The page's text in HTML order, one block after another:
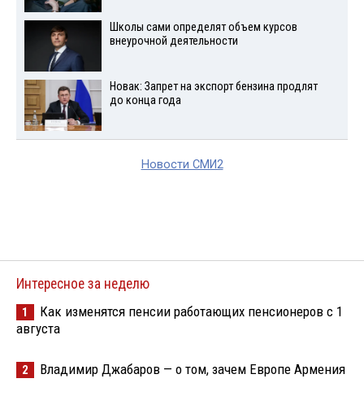
Школы сами определят объем курсов
внеурочной деятельности
Новак: Запрет на экспорт бензина продлят
до конца года
Новости СМИ2
Интересное за неделю
1
Как изменятся пенсии работающих пенсионеров с 1
августа
2 Владимир Джабаров — о том, зачем Европе Армения